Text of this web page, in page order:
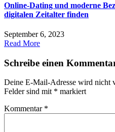
Online-Dating und moderne
digitalen Zeitalter finden
September 6, 2023
Read More
Schreibe einen
Deine E-Mail-Adresse wird nicht
Felder sind mit * markiert
Kommentar *